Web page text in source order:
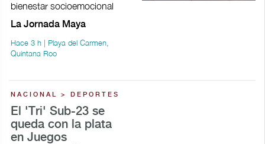
bienestar socioemocional
La Jornada Maya
Hace 3 h | Playa del Carmen,
Quintana Roo
NACIONAL > DEPORTES
El 'Tri' Sub-23 se
queda con la plata
en Juegos